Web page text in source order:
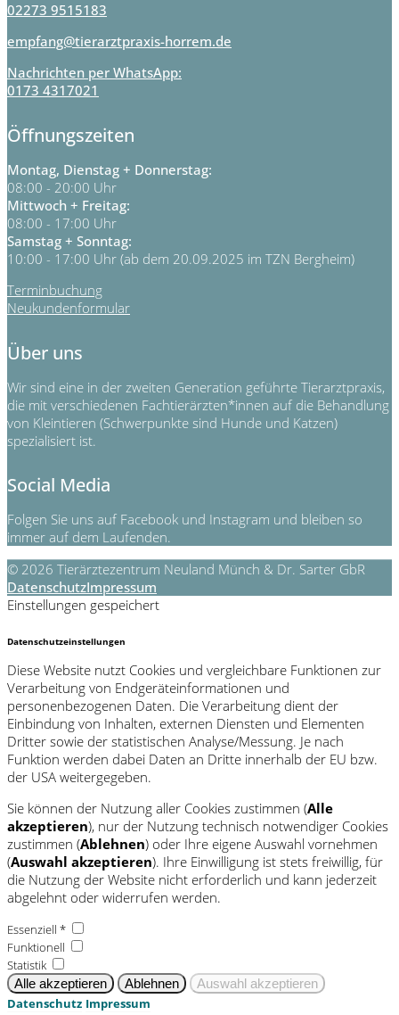
02273 9515183
empfang@tierarztpraxis-horrem.de
Nachrichten per WhatsApp:
0173 4317021
Öffnungszeiten
Montag, Dienstag + Donnerstag:
08:00 - 20:00 Uhr
Mittwoch + Freitag:
08:00 - 17:00 Uhr
Samstag + Sonntag:
10:00 - 17:00 Uhr (ab dem 20.09.2025 im TZN Bergheim)
Terminbuchung
Neukundenformular
Über uns
Wir sind eine in der zweiten Generation geführte Tierarztpraxis,
die mit verschiedenen Fachtierärzten*innen auf die Behandlung
von Kleintieren (Schwerpunkte sind Hunde und Katzen)
spezialisiert ist.
Social Media
Folgen Sie uns auf Facebook und Instagram und bleiben so
immer auf dem Laufenden.
© 2026 Tierärztezentrum Neuland Münch & Dr. Sarter GbR
DatenschutzImpressum
Einstellungen gespeichert
Datenschutzeinstellungen
Diese Website nutzt Cookies und vergleichbare Funktionen zur
Verarbeitung von Endgeräteinformationen und
personenbezogenen Daten. Die Verarbeitung dient der
Einbindung von Inhalten, externen Diensten und Elementen
Dritter sowie der statistischen Analyse/Messung. Je nach
Funktion werden dabei Daten an Dritte innerhalb der EU bzw.
der USA weitergegeben.
Sie können der Nutzung aller Cookies zustimmen (Alle
akzeptieren), nur der Nutzung technisch notwendiger Cookies
zustimmen (Ablehnen) oder Ihre eigene Auswahl vornehmen
(Auswahl akzeptieren). Ihre Einwilligung ist stets freiwillig, für
die Nutzung der Website nicht erforderlich und kann jederzeit
abgelehnt oder widerrufen werden.
Essenziell *
Funktionell
Statistik
Datenschutz Impressum